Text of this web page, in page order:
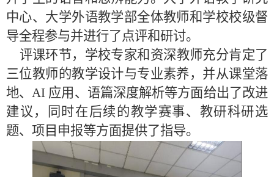
中心、大学外语教学部全体教师和学校校级督
导全程参与并进行了点评和研讨。
评课环节，学校专家和资深教师充分肯定了
三位教师的教学设计与专业素养，并从课堂落
地、 AI 应用、语篇深度解析等方面给出了改进
建议，同时在后续的教学赛事、教研科研选
题、项目申报等方面提供了指导。